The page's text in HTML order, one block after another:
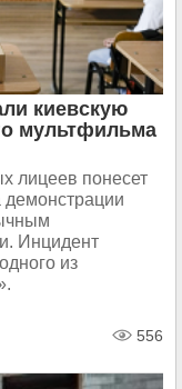
киевскую
мультфильма
лицеев понесет
демонстрации
Инцидент
из
556